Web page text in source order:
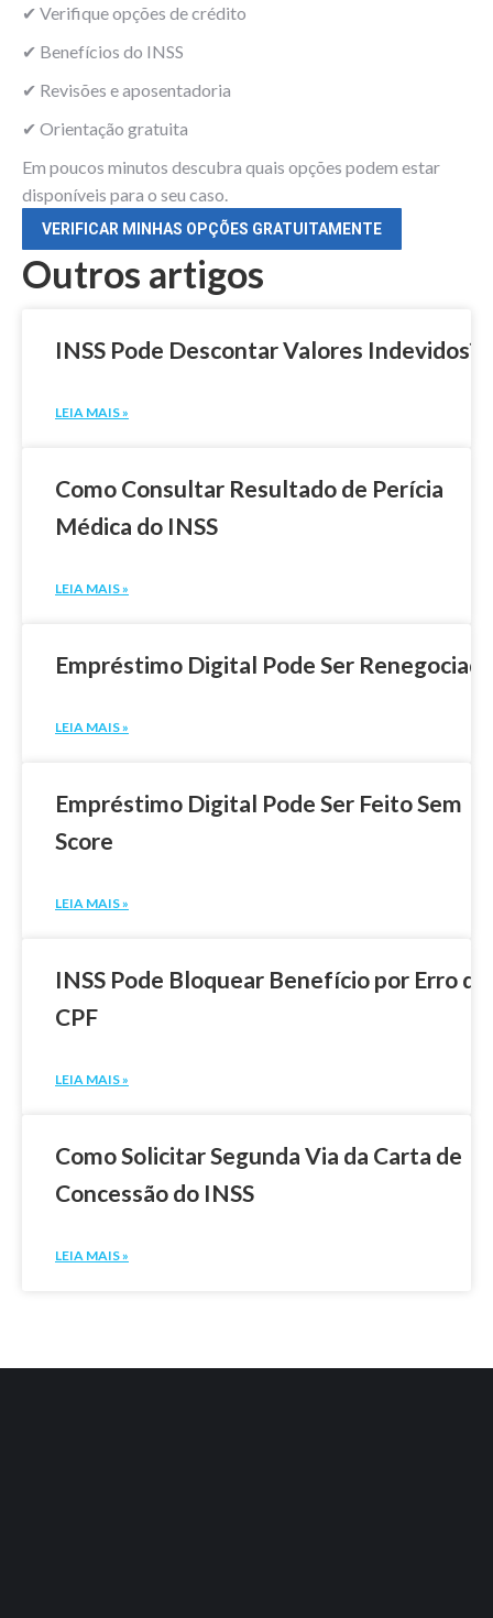
✔ Verifique opções de crédito
✔ Benefícios do INSS
✔ Revisões e aposentadoria
✔ Orientação gratuita
Em poucos minutos descubra quais opções podem estar
disponíveis para o seu caso.
VERIFICAR MINHAS OPÇÕES GRATUITAMENTE
Outros artigos
INSS Pode Descontar Valores Indevidos?
LEIA MAIS »
Como Consultar Resultado de Perícia
Médica do INSS
LEIA MAIS »
Empréstimo Digital Pode Ser
LEIA MAIS »
Empréstimo Digital Pode Ser Feito Sem
Score
LEIA MAIS »
INSS Pode Bloquear Benefício por Erro de
CPF
LEIA MAIS »
Como Solicitar Segunda Via da Carta de
Concessão do INSS
LEIA MAIS »